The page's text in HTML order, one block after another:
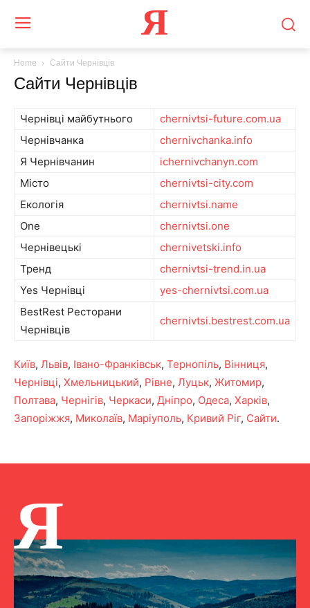
Я
Home Сайти Чернівців
Сайти Чернівців
Чернівці майбутнього
chernivtsi-future.com.ua
Чернівчанка
chernivchanka.info
Я Чернівчанин
ichernivchanyn.com
Місто
chernivtsi-city.com
Екологія
chernivtsi.name
One
chernivtsi.one
Чернівецькі
chernivetski.info
Тренд
chernivtsi-trend.in.ua
Yes Чернівці
yes-chernivtsi.com.ua
BestRest Ресторани
Чернівців
chernivtsi.bestrest.com.ua
Київ, Львів, Івано-Франківськ, Тернопіль, Вінниця,
Чернівці, Хмельницький, Рівне, Луцьк, Житомир,
Полтава, Чернігів, Черкаси, Дніпро, Одеса, Харків,
Запоріжжя, Миколаїв, Маріуполь, Кривий Ріг, Сайти.
Я